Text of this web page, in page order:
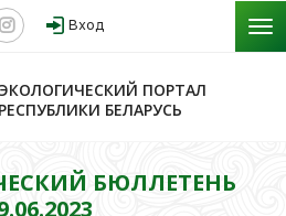
Вход
ЭКОЛОГИЧЕСКИЙ ПОРТАЛ
РЕСПУБЛИКИ БЕЛАРУСЬ
БЮЛЛЕТЕНЬ